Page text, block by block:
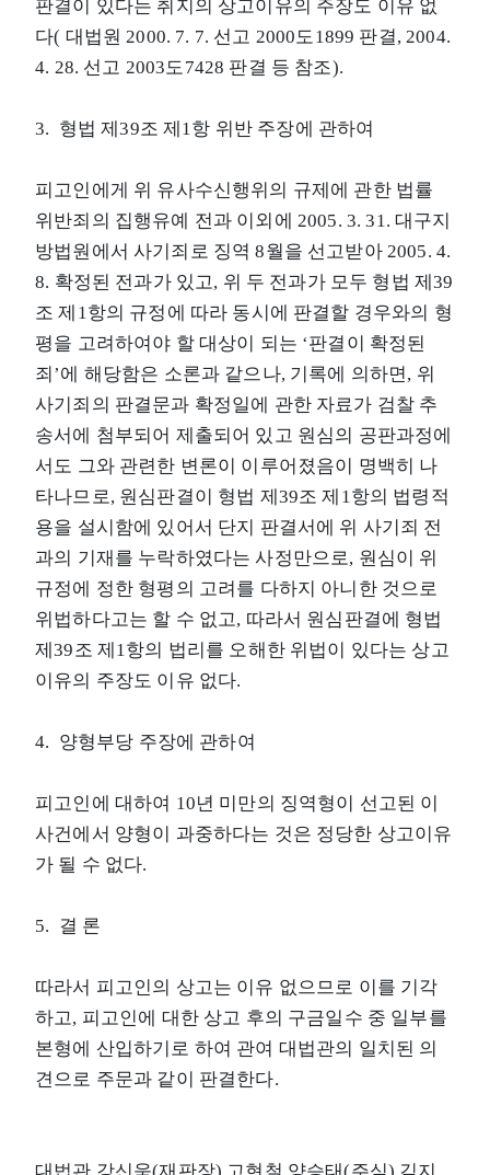
판결이 있다는 취지의 상고이유의 주장도 이유 없
다( 대법원 2000. 7. 7. 선고 2000도1899 판결, 2004.
4. 28. 선고 2003도7428 판결 등 참조).
3. 형법 제39조 제1항 위반 주장에 관하여
피고인에게 위 유사수신행위의 규제에 관한 법률
위반죄의 집행유예 전과 이외에 2005. 3. 31. 대구지
방법원에서 사기죄로 징역 8월을 선고받아 2005. 4.
8. 확정된 전과가 있고, 위 두 전과가 모두 형법 제39
조 제1항의 규정에 따라 동시에 판결할 경우와의 형
평을 고려하여야 할 대상이 되는 ‘판결이 확정된
죄’에 해당함은 소론과 같으나, 기록에 의하면, 위
사기죄의 판결문과 확정일에 관한 자료가 검찰 추
송서에 첨부되어 제출되어 있고 원심의 공판과정에
서도 그와 관련한 변론이 이루어졌음이 명백히 나
타나므로, 원심판결이 형법 제39조 제1항의 법령적
용을 설시함에 있어서 단지 판결서에 위 사기죄 전
과의 기재를 누락하였다는 사정만으로, 원심이 위
규정에 정한 형평의 고려를 다하지 아니한 것으로
위법하다고는 할 수 없고, 따라서 원심판결에 형법
제39조 제1항의 법리를 오해한 위법이 있다는 상고
이유의 주장도 이유 없다.
4. 양형부당 주장에 관하여
피고인에 대하여 10년 미만의 징역형이 선고된 이
사건에서 양형이 과중하다는 것은 정당한 상고이유
가 될 수 없다.
5. 결 론
따라서 피고인의 상고는 이유 없으므로 이를 기각
하고, 피고인에 대한 상고 후의 구금일수 중 일부를
본형에 산입하기로 하여 관여 대법관의 일치된 의
견으로 주문과 같이 판결한다.
대법관 강신욱(재판장) 고현철 양승태(주심) 김지